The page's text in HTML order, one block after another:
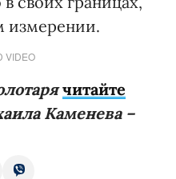
измерении.
VIDEO
читайте
Каменева –